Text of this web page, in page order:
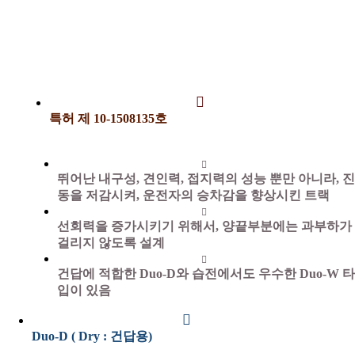
특허 제 10-1508135호
뛰어난 내구성, 견인력, 접지력의 성능 뿐만 아니라, 진
동을 저감시켜, 운전자의 승차감을 향상시킨 트랙
선회력을 증가시키기 위해서, 양끝부분에는 과부하가
걸리지 않도록 설계
건답에 적합한 Duo-D와 습전에서도 우수한 Duo-W 타
입이 있음
Duo-D ( Dry : 건답용)